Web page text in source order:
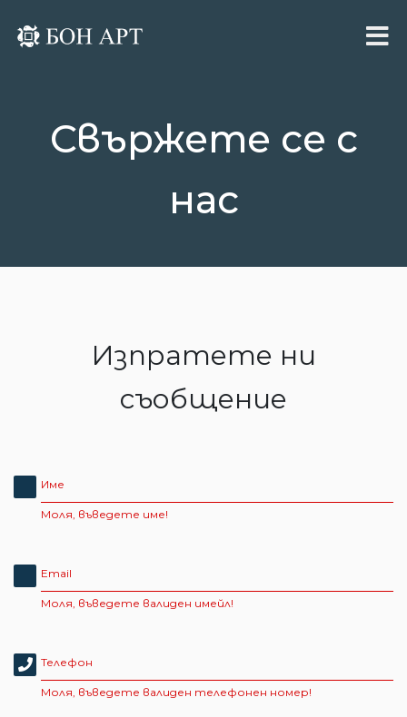
Свържете се с
нас
Изпратете ни
съобщение
Име
Моля, въведете име!
Email
Моля, въведете валиден имейл!
Телефон
Моля, въведете валиден телефонен номер!